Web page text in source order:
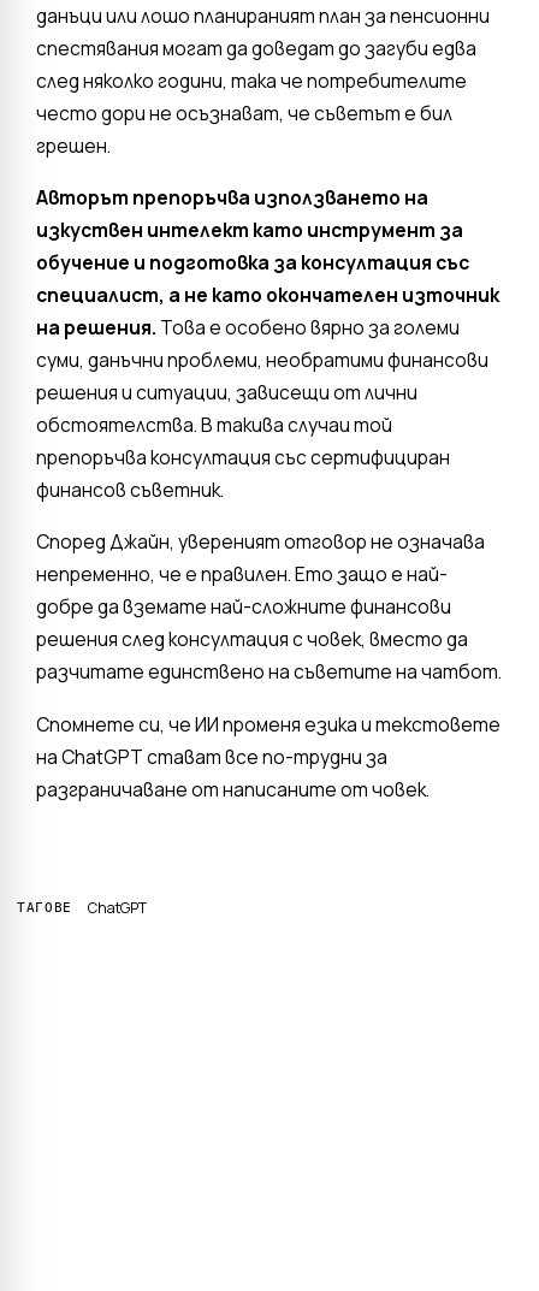
данъци или лошо планираният план за пенсионни
спестявания могат да доведат до загуби едва
след няколко години, така че потребителите
често дори не осъзнават, че съветът е бил
грешен.
Авторът препоръчва използването на
изкуствен интелект като инструмент за
обучение и подготовка за консултация със
специалист, а не като окончателен източник
на решения. Това е особено вярно за големи
суми, данъчни проблеми, необратими финансови
решения и ситуации, зависещи от лични
обстоятелства. В такива случаи той
препоръчва консултация със сертифициран
финансов съветник.
Според Джайн, увереният отговор не означава
непременно, че е правилен. Ето защо е най-
добре да вземате най-сложните финансови
решения след консултация с човек, вместо да
разчитате единствено на съветите на чатбот.
Спомнете си, че ИИ променя езика и текстовете
на ChatGPT стават все по-трудни за
разграничаване от написаните от човек.
ТАГОВЕ ChatGPT